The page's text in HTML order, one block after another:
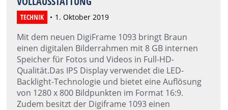
TECHNIK 1. Oktober 2019
Mit dem neuen DigiFrame 1093 bringt Braun
einen digitalen Bilderrahmen mit 8 GB internen
Speicher für Fotos und Videos in Full-HD-
Qualität.Das IPS Display verwendet die LED-
Backlight-Technologie und bietet eine Auflösung
von 1280 x 800 Bildpunkten im Format 16:9.
Zudem besitzt der Digiframe 1093 einen